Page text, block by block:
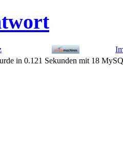
in 0.121 Sekunden mit 18